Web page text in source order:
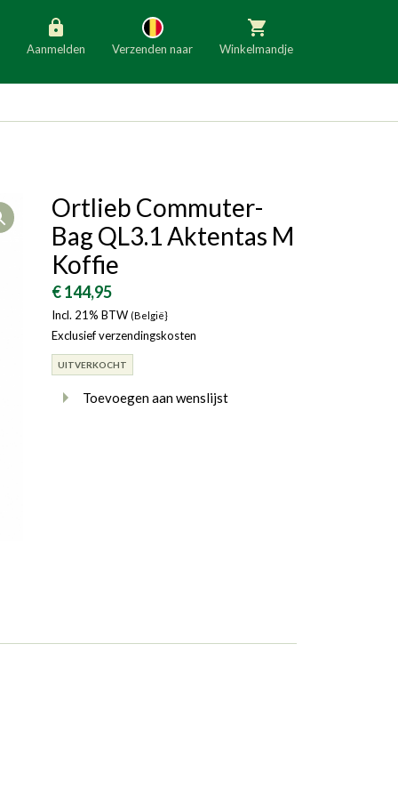
Aanmelden Verzenden naar
Slovenië Italië
Denemarken
Bulgarije
Winkelmandje
Open
Ortlieb Commuter-
Bag QL3.1 Aktentas M
Koffie
€ 144,95
Incl. 21% BTW (België}
Exclusief verzendingskosten
UITVERKOCHT
Toevoegen aan wenslijst